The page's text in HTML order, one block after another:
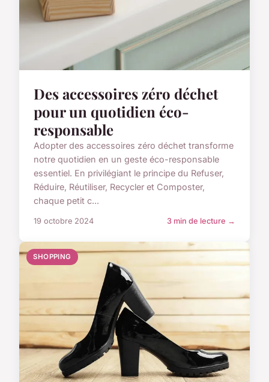
Des accessoires zéro déchet
pour un quotidien éco-
responsable
Adopter des accessoires zéro déchet transforme
notre quotidien en un geste éco-responsable
essentiel. En privilégiant le principe du Refuser,
Réduire, Réutiliser, Recycler et Composter,
chaque petit c...
19 octobre 2024 3 min de lecture →
SHOPPING